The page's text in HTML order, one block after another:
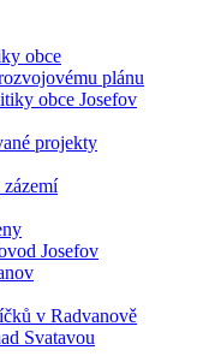
obce
plánu
obce Josefov
projekty
Josefov
v Radvanově
Svatavou